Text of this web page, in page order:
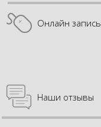
Онлайн запись
Наши отзывы